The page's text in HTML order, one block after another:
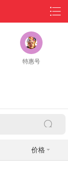
特惠号
价格